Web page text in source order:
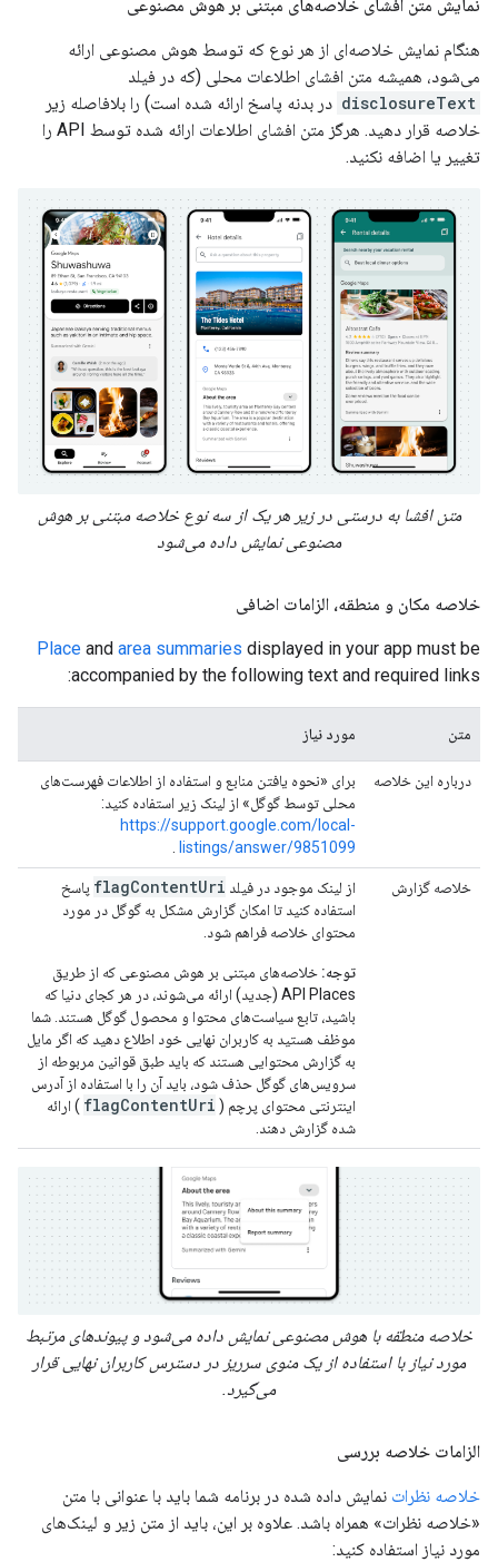
نمایش متن افشای خلاصه‌های مبتنی بر هوش مصنوعی
هنگام نمایش خلاصه‌ای از هر نوع که توسط هوش مصنوعی ارائه
می‌شود، همیشه متن افشای اطلاعات محلی (که در فیلد
disclosureText در بدنه پاسخ ارائه شده است) را بلافاصله زیر
خلاصه قرار دهید. هرگز متن افشای اطلاعات ارائه شده توسط API را
تغییر یا اضافه نکنید.
متن افشا به درستی در زیر هر یک از سه نوع خلاصه مبتنی بر هوش
مصنوعی نمایش داده می‌شود
خلاصه مکان و منطقه، الزامات اضافی
Place and area summaries displayed in your app must be
accompanied by the following text and required links:
متن مورد نیاز
درباره این خلاصه
برای «نحوه یافتن منابع و استفاده از اطلاعات فهرست‌های
محلی توسط گوگل» از لینک زیر استفاده کنید:
https://support.google.com/local-
listings/answer/9851099
خلاصه گزارش از لینک موجود در فیلد flagContentUri پاسخ
استفاده کنید تا امکان گزارش مشکل به گوگل در مورد
محتوای خلاصه فراهم شود.
توجه: خلاصه‌های مبتنی بر هوش مصنوعی که از طریق
API Places (جدید) ارائه می‌شوند، در هر کجای دنیا که
باشید، تابع سیاست‌های محتوا و محصول گوگل هستند. شما
موظف هستید به کاربران نهایی خود اطلاع دهید که اگر مایل
به گزارش محتوایی هستند که باید طبق قوانین مربوطه از
سرویس‌های گوگل حذف شود، باید آن را با استفاده از آدرس
اینترنتی محتوای پرچم ( flagContentUri ) ارائه
شده گزارش دهند.
خلاصه منطقه با هوش مصنوعی نمایش داده می‌شود و پیوندهای مرتبط
مورد نیاز با استفاده از یک منوی سرریز در دسترس کاربران نهایی قرار
می‌گیرد.
الزامات خلاصه بررسی
خلاصه نظرات نمایش داده شده در برنامه شما باید با عنوانی با متن
«خلاصه نظرات» همراه باشد. علاوه بر این، باید از متن زیر و لینک‌های
مورد نیاز استفاده کنید: